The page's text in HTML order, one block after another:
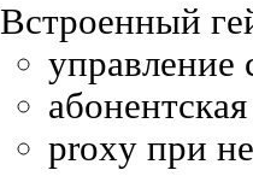
Встроенный
proxy при